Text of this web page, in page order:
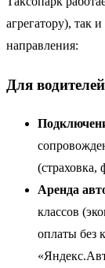
агрегатору), так
направления:
Для водителей
Аренда
классов
оплаты без